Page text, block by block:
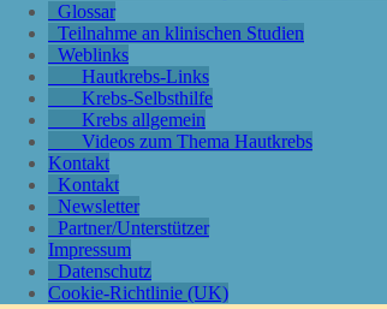
Glossar
Teilnahme an klinischen Studien
Weblinks
Hautkrebs-Links
Krebs-Selbsthilfe
Krebs allgemein
Videos zum Thema Hautkrebs
Kontakt
Kontakt
Newsletter
Partner/Unterstützer
Impressum
Datenschutz
Cookie-Richtlinie (UK)